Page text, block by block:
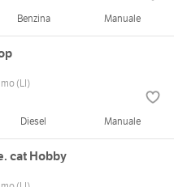
Benzina Manuale
(LI)
Diesel Manuale
cat Hobby